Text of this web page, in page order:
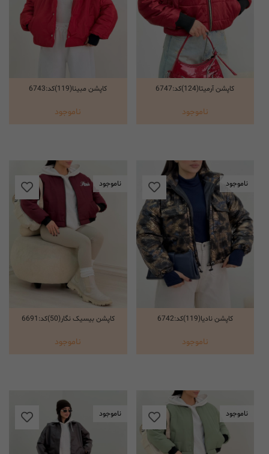
انتخاب گزینه ها
کاپشن آرمیتا(124)کد:6747
ناموجود
انتخاب گزینه ها
کاپشن مبینا(119)کد:6743
ناموجود
ناموجود
انتخاب گزینه ها
کاپشن نادیا(119)کد:6742
ناموجود
ناموجود
انتخاب گزینه ها
کاپشن بیسیک نگار(50)کد:6691
ناموجود
ناموجود ناموجود